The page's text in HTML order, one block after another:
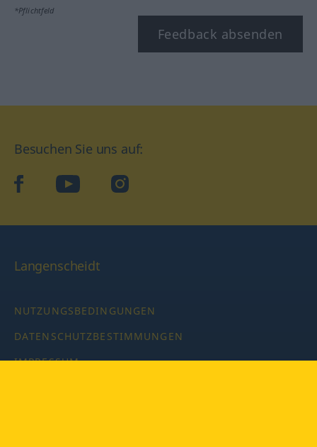
*Pflichtfeld
Feedback absenden
Besuchen Sie uns auf:
facebookYouTube Instagram
Langenscheidt
NUTZUNGSBEDINGUNGEN
DATENSCHUTZBESTIMMUNGEN
IMPRESSUM